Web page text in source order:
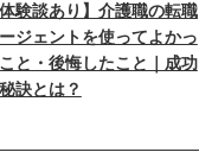
体験談あり】介護職の転職
ジェントを使ってよかっ
と・後悔したこと｜成功
訣とは？